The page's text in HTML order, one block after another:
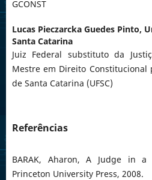
GCONST
Lucas Pieczarcka Guedes Pinto,
Santa Catarina
Juiz Federal substituto da
Mestre em Direito Constitucional
de Santa Catarina (UFSC)
Referências
BARAK, Aharon, A Judge in a
Princeton University Press, 2008.